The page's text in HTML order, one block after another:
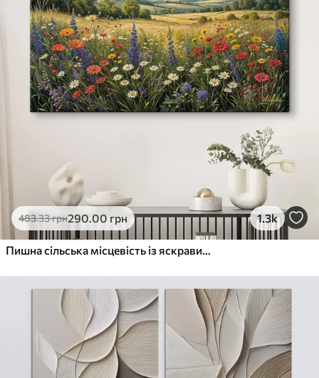
483.33грн290.00 грн 1.3k
Пишна сільська місцевість із яскравим лугом диких квітів, наповненим різнокольоровими квітами під хмарним небом